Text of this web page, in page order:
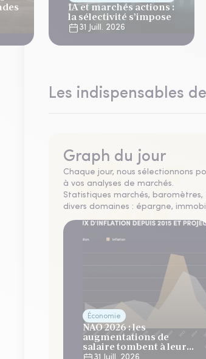
IA et marchés actions :
la sélectivité s’impose
31 Juill. 2026
Les indispensables
Graph du jour
Chaque jour, nous sélectionnons
à vos analyses de marchés.
Statistiques marchés,
divers domaines : épargne,
Économie
NAO 2026 : les
augmentations de
salaire tombent à leur
plus bas niveau depuis 4